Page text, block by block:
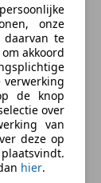
onze
te
akkoord
verwerking
de knop
over
van
deze op
hier.